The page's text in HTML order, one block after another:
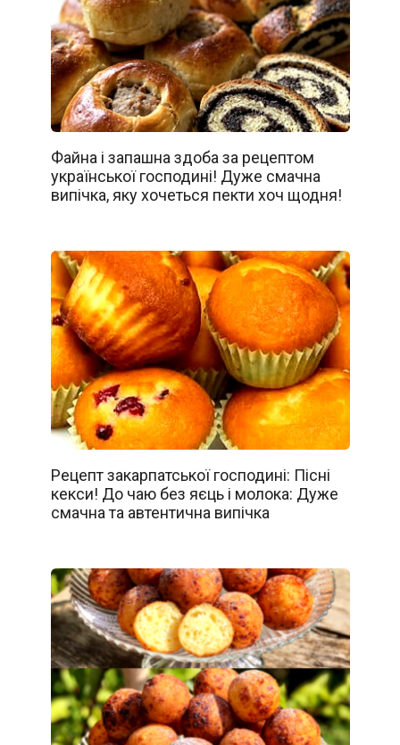
Файна і запашна здоба за рецептом
української господині! Дуже смачна
випічка, яку хочеться пекти хоч щодня!
Рецепт закарпатської господині: Пісні
кекси! До чаю без яєць і молока: Дуже
смачна та автентична випічка